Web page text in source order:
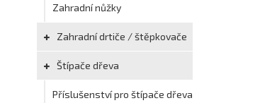
Zahradní nůžky
Zahradní drtiče / štěpkovače
Štípače dřeva
Příslušenství pro štípače dřeva